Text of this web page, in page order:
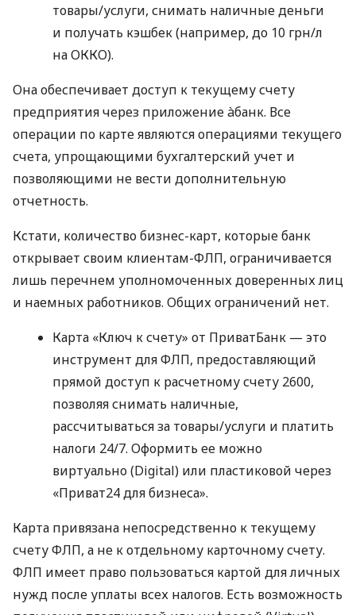
товары/услуги, снимать наличные деньги
и получать кэшбек (например, до 10 грн/л
на ОККО).
Она обеспечивает доступ к текущему счету
предприятия через приложение àбанк. Все
операции по карте являются операциями текущего
счета, упрощающими бухгалтерский учет и
позволяющими не вести дополнительную
отчетность.
Кстати, количество бизнес-карт, которые банк
открывает своим клиентам-ФЛП, ограничивается
лишь перечнем уполномоченных доверенных лиц
и наемных работников. Общих ограничений нет.
Карта «Ключ к счету» от ПриватБанк — это
инструмент для ФЛП, предоставляющий
прямой доступ к расчетному счету 2600,
позволяя снимать наличные,
рассчитываться за товары/услуги и платить
налоги 24/7. Оформить ее можно
виртуально (Digital) или пластиковой через
«Приват24 для бизнеса».
Карта привязана непосредственно к текущему
счету ФЛП, а не к отдельному карточному счету.
ФЛП имеет право пользоваться картой для личных
нужд после уплаты всех налогов. Есть возможность